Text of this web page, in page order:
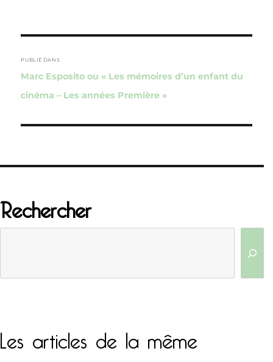
de
l’article
PUBLIÉ DANS
Marc Esposito ou « Les mémoires d’un enfant du
cinéma – Les années Première »
Rechercher
Les articles de la même